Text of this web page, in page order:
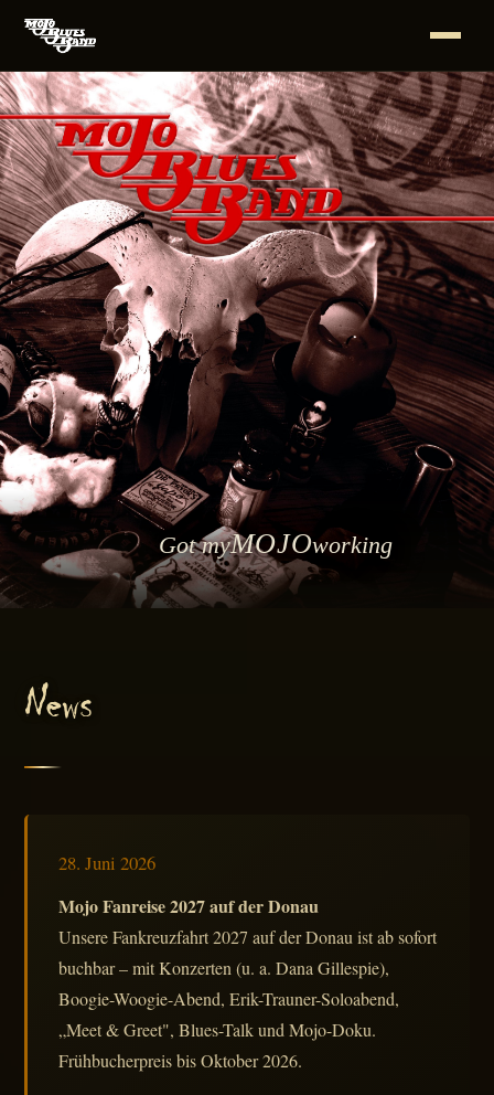
Got myMOJOworking
News
28. Juni 2026
Mojo Fanreise 2027 auf der Donau
Unsere Fankreuzfahrt 2027 auf der Donau ist ab sofort
buchbar – mit Konzerten (u. a. Dana Gillespie),
Boogie-Woogie-Abend, Erik-Trauner-Soloabend,
„Meet & Greet", Blues-Talk und Mojo-Doku.
Frühbucherpreis bis Oktober 2026.